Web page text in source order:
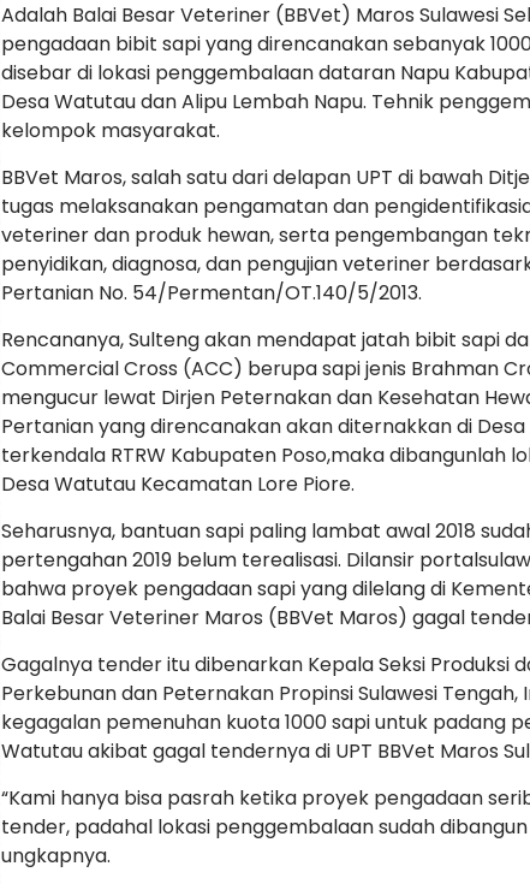
Adalah Balai Besar Veteriner (BBVet) Maros Sulawesi
pengadaan bibit sapi yang direncanakan sebanyak
disebar di lokasi penggembalaan dataran Napu
Desa Watutau dan Alipu Lembah Napu. Tehnik
kelompok masyarakat.
BBVet Maros, salah satu dari delapan UPT di bawah
tugas melaksanakan pengamatan dan
veteriner dan produk hewan, serta pengembangan
penyidikan, diagnosa, dan pengujian veteriner
Pertanian No. 54/Permentan/OT.140/5/2013.
Rencananya, Sulteng akan mendapat jatah bibit sapi
Commercial Cross (ACC) berupa sapi jenis Brahman
mengucur lewat Dirjen Peternakan dan Kesehatan
Pertanian yang direncanakan akan diternakkan di
terkendala RTRW Kabupaten Poso,maka dibangunlah
Desa Watutau Kecamatan Lore Piore.
Seharusnya, bantuan sapi paling lambat awal 2018
pertengahan 2019 belum terealisasi. Dilansir
bahwa proyek pengadaan sapi yang dilelang di
Balai Besar Veteriner Maros (BBVet Maros) gagal
Gagalnya tender itu dibenarkan Kepala Seksi Produksi
Perkebunan dan Peternakan Propinsi Sulawesi Tengah,
kegagalan pemenuhan kuota 1000 sapi untuk padang
Watutau akibat gagal tendernya di UPT BBVet Maros
“Kami hanya bisa pasrah ketika proyek pengadaan
tender, padahal lokasi penggembalaan sudah
ungkapnya.